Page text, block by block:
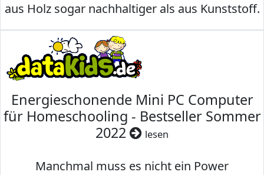
aus Holz sogar nachhaltiger als aus Kunststoff.
Energieschonende Mini PC Computer
für Homeschooling - Bestseller Sommer
2022
lesen
Manchmal muss es nicht ein Power